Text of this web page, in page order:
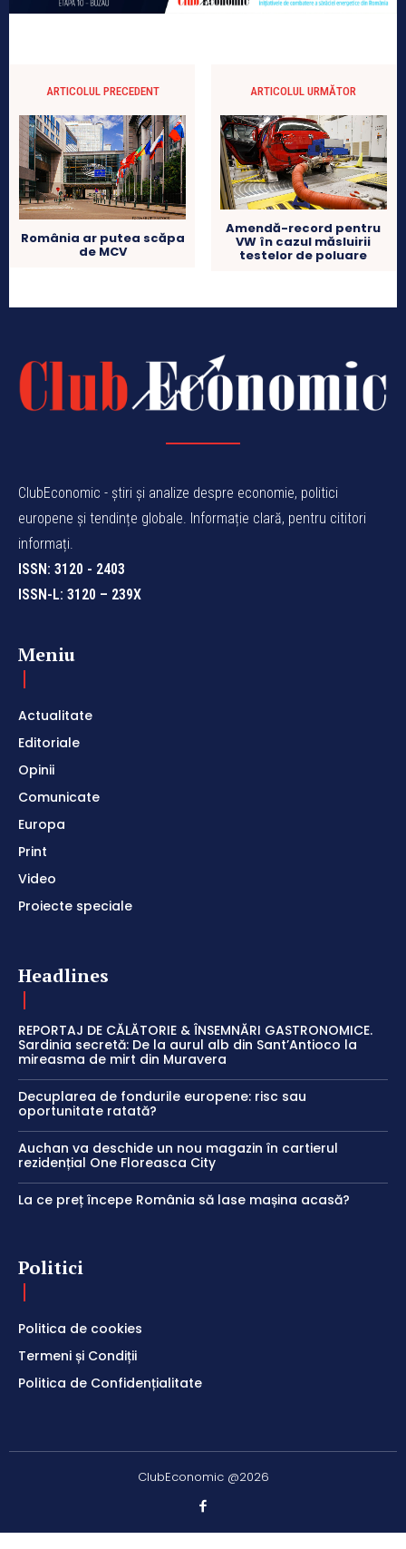
ARTICOLUL PRECEDENT
România ar putea scăpa
de MCV
ARTICOLUL URMĂTOR
Amendă-record pentru
VW în cazul măsluirii
testelor de poluare
ClubEconomic - știri și analize despre economie, politici
europene și tendințe globale. Informație clară, pentru cititori
informați.
ISSN: 3120 - 2403
ISSN-L: 3120 – 239X
Meniu
Actualitate
Editoriale
Opinii
Comunicate
Europa
Print
Video
Proiecte speciale
Headlines
REPORTAJ DE CĂLĂTORIE & ÎNSEMNĂRI GASTRONOMICE.
Sardinia secretă: De la aurul alb din Sant’Antioco la
mireasma de mirt din Muravera
Decuplarea de fondurile europene: risc sau
oportunitate ratată?
Auchan va deschide un nou magazin în cartierul
rezidențial One Floreasca City
La ce preț începe România să lase mașina acasă?
Politici
Politica de cookies
Termeni și Condiții
Politica de Confidențialitate
ClubEconomic @2026